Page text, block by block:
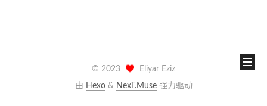
© 2023
Eliyar Eziz
由 Hexo& NexT.Muse强力驱动